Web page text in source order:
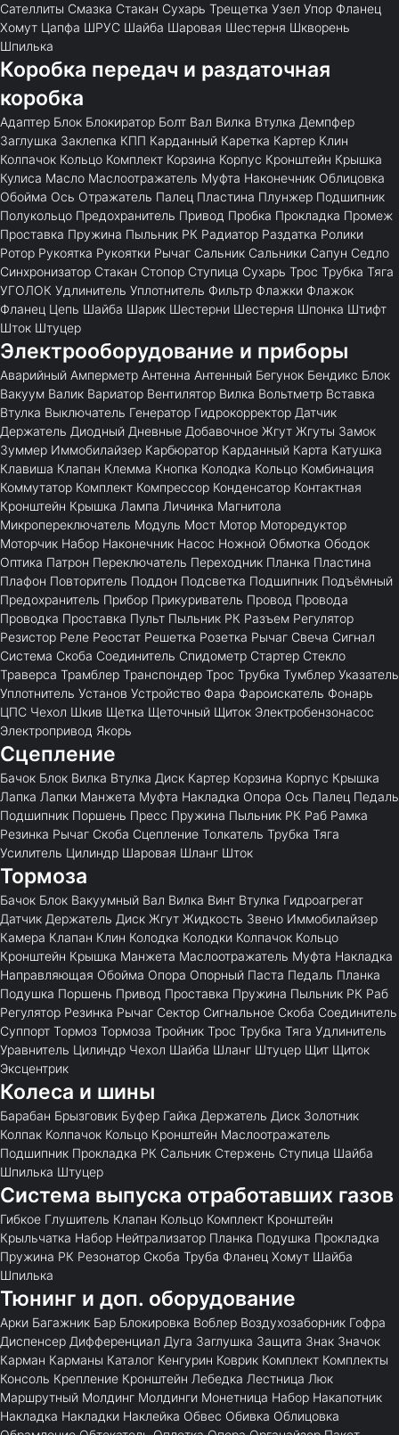
Сателлиты Смазка Стакан Сухарь Трещетка Узел Упор Фланец
Хомут Цапфа ШРУС Шайба Шаровая Шестерня Шкворень
Шпилька
Коробка передач и раздаточная
коробка
Адаптер Блок Блокиратор Болт Вал Вилка Втулка Демпфер
Заглушка Заклепка КПП Карданный Каретка Картер Клин
Колпачок Кольцо Комплект Корзина Корпус Кронштейн Крышка
Кулиса Масло Маслоотражатель Муфта Наконечник Облицовка
Обойма Ось Отражатель Палец Пластина Плунжер Подшипник
Полукольцо Предохранитель Привод Пробка Прокладка Промеж
Проставка Пружина Пыльник РК Радиатор Раздатка Ролики
Ротор Рукоятка Рукоятки Рычаг Сальник Сальники Сапун Седло
Синхронизатор Стакан Стопор Ступица Сухарь Трос Трубка Тяга
УГОЛОК Удлинитель Уплотнитель Фильтр Флажки Флажок
Фланец Цепь Шайба Шарик Шестерни Шестерня Шпонка Штифт
Шток Штуцер
Электрооборудование и приборы
Аварийный Амперметр Антенна Антенный Бегунок Бендикс Блок
Вакуум Валик Вариатор Вентилятор Вилка Вольтметр Вставка
Втулка Выключатель Генератор Гидрокорректор Датчик
Держатель Диодный Дневные Добавочное Жгут Жгуты Замок
Зуммер Иммобилайзер Карбюратор Карданный Карта Катушка
Клавиша Клапан Клемма Кнопка Колодка Кольцо Комбинация
Коммутатор Комплект Компрессор Конденсатор Контактная
Кронштейн Крышка Лампа Личинка Магнитола
Микропереключатель Модуль Мост Мотор Моторедуктор
Моторчик Набор Наконечник Насос Ножной Обмотка Ободок
Оптика Патрон Переключатель Переходник Планка Пластина
Плафон Повторитель Поддон Подсветка Подшипник Подъёмный
Предохранитель Прибор Прикуриватель Провод Провода
Проводка Проставка Пульт Пыльник РК Разъем Регулятор
Резистор Реле Реостат Решетка Розетка Рычаг Свеча Сигнал
Система Скоба Соединитель Спидометр Стартер Стекло
Траверса Трамблер Транспондер Трос Трубка Тумблер Указатель
Уплотнитель Установ Устройство Фара Фароискатель Фонарь
ЦПС Чехол Шкив Щетка Щеточный Щиток Электробензонасос
Электропривод Якорь
Сцепление
Бачок Блок Вилка Втулка Диск Картер Корзина Корпус Крышка
Лапка Лапки Манжета Муфта Накладка Опора Ось Палец Педаль
Подшипник Поршень Пресс Пружина Пыльник РК Раб Рамка
Резинка Рычаг Скоба Сцепление Толкатель Трубка Тяга
Усилитель Цилиндр Шаровая Шланг Шток
Тормоза
Бачок Блок Вакуумный Вал Вилка Винт Втулка Гидроагрегат
Датчик Держатель Диск Жгут Жидкость Звено Иммобилайзер
Камера Клапан Клин Колодка Колодки Колпачок Кольцо
Кронштейн Крышка Манжета Маслоотражатель Муфта Накладка
Направляющая Обойма Опора Опорный Паста Педаль Планка
Подушка Поршень Привод Проставка Пружина Пыльник РК Раб
Регулятор Резинка Рычаг Сектор Сигнальное Скоба Соединитель
Суппорт Тормоз Тормоза Тройник Трос Трубка Тяга Удлинитель
Уравнитель Цилиндр Чехол Шайба Шланг Штуцер Щит Щиток
Эксцентрик
Колеса и шины
Барабан Брызговик Буфер Гайка Держатель Диск Золотник
Колпак Колпачок Кольцо Кронштейн Маслоотражатель
Подшипник Прокладка РК Сальник Стержень Ступица Шайба
Шпилька Штуцер
Система выпуска отработавших газов
Гибкое Глушитель Клапан Кольцо Комплект Кронштейн
Крыльчатка Набор Нейтрализатор Планка Подушка Прокладка
Пружина РК Резонатор Скоба Труба Фланец Хомут Шайба
Шпилька
Тюнинг и доп. оборудование
Арки Багажник Бар Блокировка Воблер Воздухозаборник Гофра
Диспенсер Дифференциал Дуга Заглушка Защита Знак Значок
Карман Карманы Каталог Кенгурин Коврик Комплект Комплекты
Консоль Крепление Кронштейн Лебедка Лестница Люк
Маршрутный Молдинг Молдинги Монетница Набор Накапотник
Накладка Накладки Наклейка Обвес Обивка Облицовка